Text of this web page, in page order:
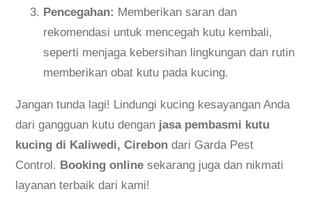
Pencegahan: Memberikan saran dan
rekomendasi untuk mencegah kutu kembali,
seperti menjaga kebersihan lingkungan dan rutin
memberikan obat kutu pada kucing.
Jangan tunda lagi! Lindungi kucing kesayangan Anda
dari gangguan kutu dengan jasa pembasmi kutu
kucing di Kaliwedi, Cirebon dari Garda Pest
Control. Booking online sekarang juga dan nikmati
layanan terbaik dari kami!